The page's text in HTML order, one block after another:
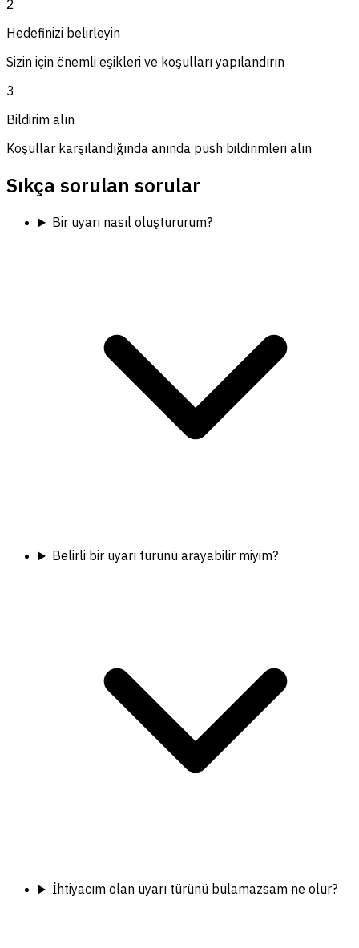
2
Hedefinizi belirleyin
Sizin için önemli eşikleri ve koşulları yapılandırın
3
Bildirim alın
Koşullar karşılandığında anında push bildirimleri alın
Sıkça sorulan sorular
Bir uyarı nasıl oluştururum?
Belirli bir uyarı türünü arayabilir miyim?
İhtiyacım olan uyarı türünü bulamazsam ne olur?